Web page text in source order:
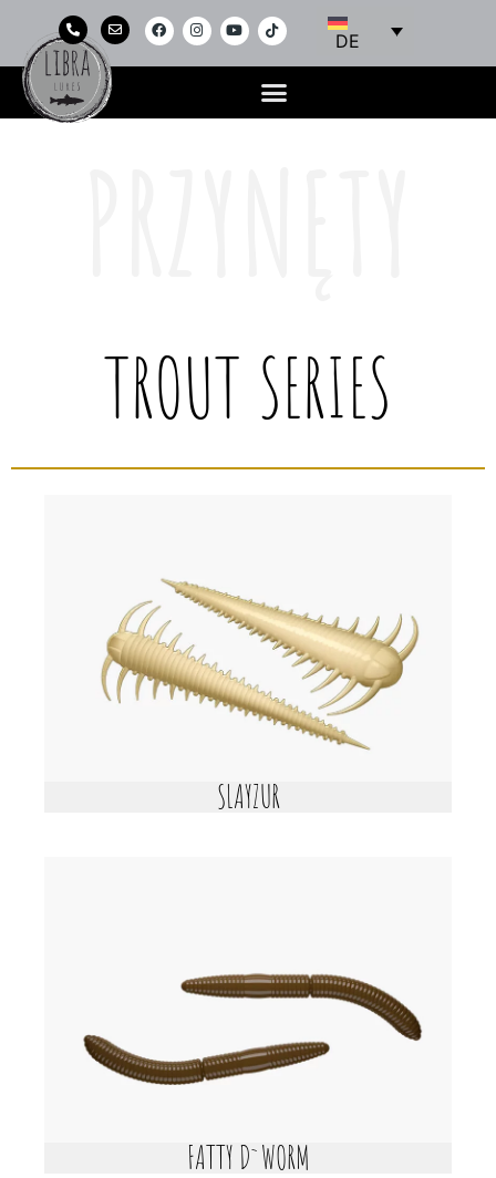
DE
TROUT SERIES
SLAYZUR
FATTY D`WORM